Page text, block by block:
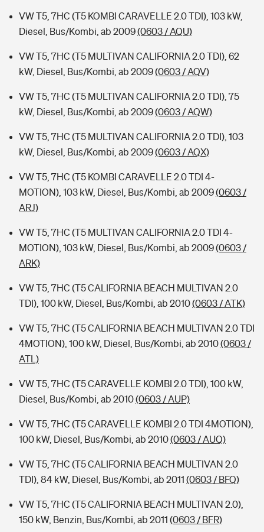
VW T5, 7HC (T5 KOMBI CARAVELLE 2.0 TDI), 103 kW,
Diesel, Bus/Kombi, ab 2009(0603 / AQU)
VW T5, 7HC (T5 MULTIVAN CALIFORNIA 2.0 TDI), 62
kW, Diesel, Bus/Kombi, ab 2009(0603 / AQV)
VW T5, 7HC (T5 MULTIVAN CALIFORNIA 2.0 TDI), 75
kW, Diesel, Bus/Kombi, ab 2009(0603 / AQW)
VW T5, 7HC (T5 MULTIVAN CALIFORNIA 2.0 TDI), 103
kW, Diesel, Bus/Kombi, ab 2009(0603 / AQX)
VW T5, 7HC (T5 KOMBI CARAVELLE 2.0 TDI 4-
MOTION), 103 kW, Diesel, Bus/Kombi, ab 2009(0603 /
ARJ)
VW T5, 7HC (T5 MULTIVAN CALIFORNIA 2.0 TDI 4-
MOTION), 103 kW, Diesel, Bus/Kombi, ab 2009(0603 /
ARK)
VW T5, 7HC (T5 CALIFORNIA BEACH MULTIVAN 2.0
TDI), 100 kW, Diesel, Bus/Kombi, ab 2010(0603 / ATK)
VW T5, 7HC (T5 CALIFORNIA BEACH MULTIVAN 2.0 TDI
4MOTION), 100 kW, Diesel, Bus/Kombi, ab 2010(0603 /
ATL)
VW T5, 7HC (T5 CARAVELLE KOMBI 2.0 TDI), 100 kW,
Diesel, Bus/Kombi, ab 2010(0603 / AUP)
VW T5, 7HC (T5 CARAVELLE KOMBI 2.0 TDI 4MOTION),
100 kW, Diesel, Bus/Kombi, ab 2010(0603 / AUQ)
VW T5, 7HC (T5 CALIFORNIA BEACH MULTIVAN 2.0
TDI), 84 kW, Diesel, Bus/Kombi, ab 2011 (0603 / BFQ)
VW T5, 7HC (T5 CALIFORNIA BEACH MULTIVAN 2.0),
150 kW, Benzin, Bus/Kombi, ab 2011 (0603 / BFR)